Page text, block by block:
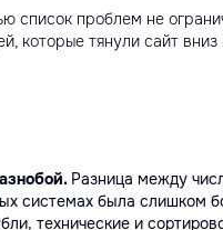
список проблем не
которые тянули сайт
Разница между
системах была слишком
технические и